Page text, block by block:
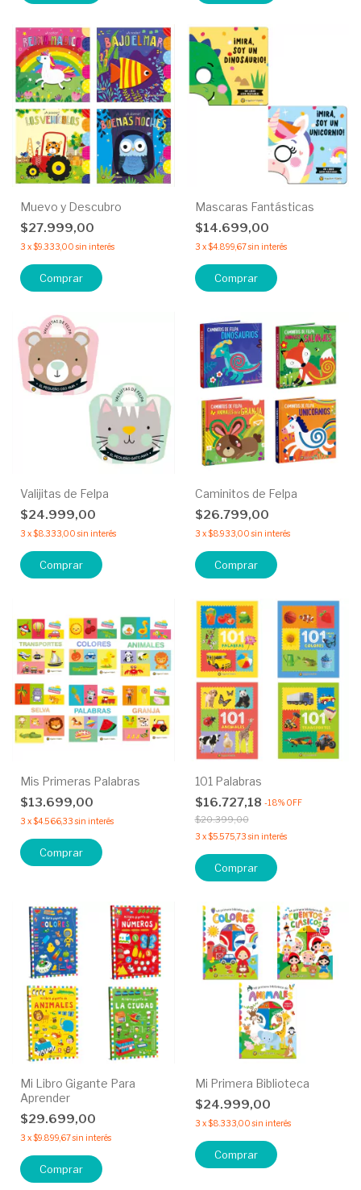
Muevo y Descubro
$27.999,00
3 x$9.333,00 sin interés
Comprar
Mascaras Fantásticas
$14.699,00
3 x$4.899,67sin interés
Comprar
Valijitas de Felpa
$24.999,00
3 x$8.333,00 sin interés
Comprar
Caminitos de Felpa
$26.799,00
3 x$8.933,00 sin interés
Comprar
Mis Primeras Palabras
$13.699,00
3 x$4.566,33 sin interés
Comprar
101 Palabras
$16.727,18 -18% OFF
$20.399,00
3 x$5.575,73 sin interés
Comprar
Mi Libro Gigante Para
Aprender
$29.699,00
3 x$9.899,67sin interés
Comprar
Mi Primera Biblioteca
$24.999,00
3 x$8.333,00 sin interés
Comprar